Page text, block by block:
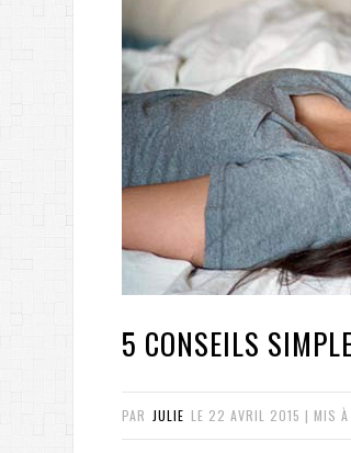
5 CONSEILS
PAR JULIE LE 22 AVRIL 2015 | MIS À